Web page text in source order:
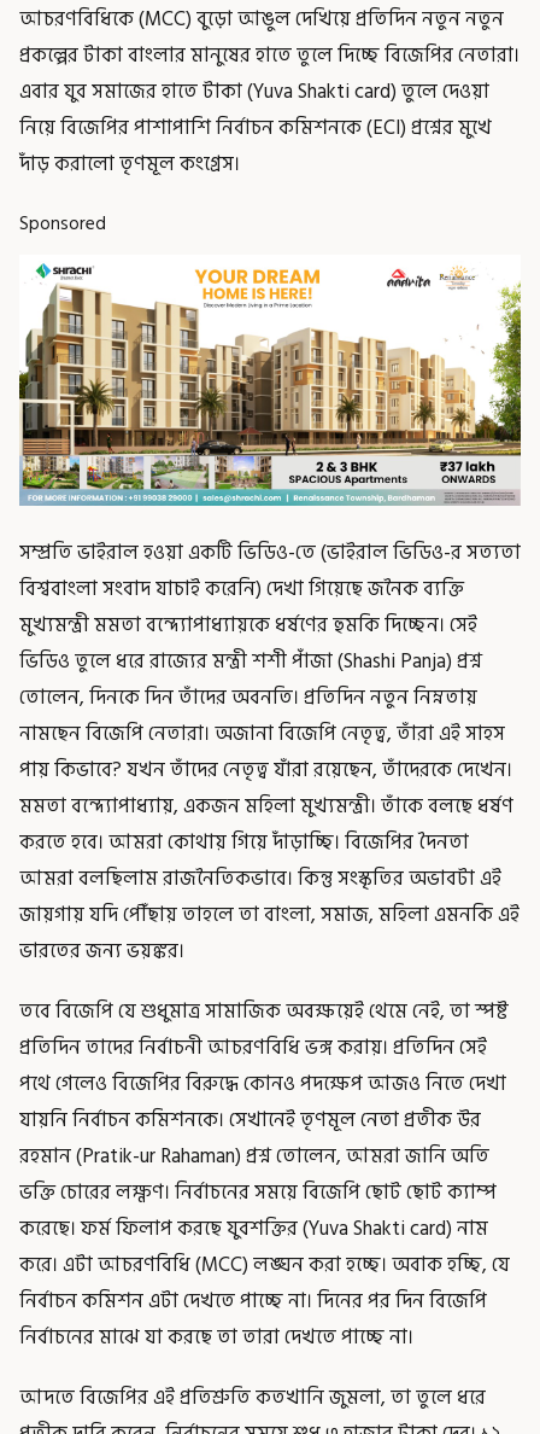
আচরণবিধিকে (MCC) বুড়ো আঙুল দেখিয়ে প্রতিদিন নতুন নতুন
প্রকল্পের টাকা বাংলার মানুষের হাতে তুলে দিচ্ছে বিজেপির নেতারা।
এবার যুব সমাজের হাতে টাকা (Yuva Shakti card) তুলে দেওয়া
নিয়ে বিজেপির পাশাপাশি নির্বাচন কমিশনকে (ECI) প্রশ্নের মুখে
দাঁড় করালো তৃণমূল কংগ্রেস।
Sponsored
সম্প্রতি ভাইরাল হওয়া একটি ভিডিও-তে (ভাইরাল ভিডিও-র সত্যতা
বিশ্ববাংলা সংবাদ যাচাই করেনি) দেখা গিয়েছে জনৈক ব্যক্তি
মুখ্যমন্ত্রী মমতা বন্দ্যোপাধ্যায়কে ধর্ষণের হুমকি দিচ্ছেন। সেই
ভিডিও তুলে ধরে রাজ্যের মন্ত্রী শশী পাঁজা (Shashi Panja) প্রশ্ন
তোলেন, দিনকে দিন তাঁদের অবনতি। প্রতিদিন নতুন নিম্নতায়
নামছেন বিজেপি নেতারা। অজানা বিজেপি নেতৃত্ব, তাঁরা এই সাহস
পায় কিভাবে? যখন তাঁদের নেতৃত্ব যাঁরা রয়েছেন, তাঁদেরকে দেখেন।
মমতা বন্দ্যোপাধ্যায়, একজন মহিলা মুখ্যমন্ত্রী। তাঁকে বলছে ধর্ষণ
করতে হবে। আমরা কোথায় গিয়ে দাঁড়াচ্ছি। বিজেপির দৈনতা
আমরা বলছিলাম রাজনৈতিকভাবে। কিন্তু সংস্কৃতির অভাবটা এই
জায়গায় যদি পৌঁছায় তাহলে তা বাংলা, সমাজ, মহিলা এমনকি এই
ভারতের জন্য ভয়ঙ্কর।
তবে বিজেপি যে শুধুমাত্র সামাজিক অবক্ষয়েই থেমে নেই, তা স্পষ্ট
প্রতিদিন তাদের নির্বাচনী আচরণবিধি ভঙ্গ করায়। প্রতিদিন সেই
পথে গেলেও বিজেপির বিরুদ্ধে কোনও পদক্ষেপ আজও নিতে দেখা
যায়নি নির্বাচন কমিশনকে। সেখানেই তৃণমূল নেতা প্রতীক উর
রহমান (Pratik-ur Rahaman) প্রশ্ন তোলেন, আমরা জানি অতি
ভক্তি চোরের লক্ষ্ণণ। নির্বাচনের সময়ে বিজেপি ছোট ছোট ক্যাম্প
করেছে। ফর্ম ফিলাপ করছে যুবশক্তির (Yuva Shakti card) নাম
করে। এটা আচরণবিধি (MCC) লঙ্ঘন করা হচ্ছে। অবাক হচ্ছি, যে
নির্বাচন কমিশন এটা দেখতে পাচ্ছে না। দিনের পর দিন বিজেপি
নির্বাচনের মাঝে যা করছে তা তারা দেখতে পাচ্ছে না।
আদতে বিজেপির এই প্রতিশ্রুতি কতখানি জুমলা, তা তুলে ধরে